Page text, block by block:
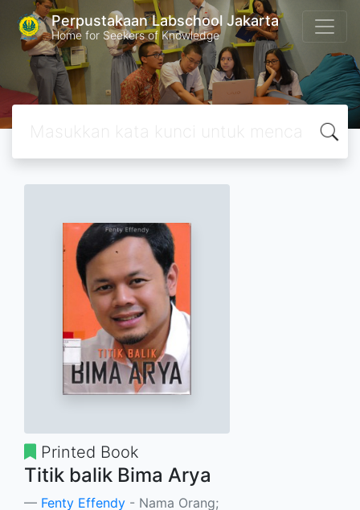
Perpustakaan Labschool Jakarta
Home for Seekers of Knowledge
Printed Book
Titik balik Bima Arya
Fenty Effendy - Nama Orang;